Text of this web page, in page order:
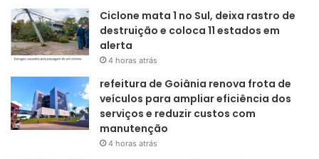
Ciclone mata 1 no Sul, deixa rastro de
destruição e coloca 11 estados em
alerta
4 horas atrás
refeitura de Goiânia renova frota de
veículos para ampliar eficiência dos
serviços e reduzir custos com
manutenção
4 horas atrás